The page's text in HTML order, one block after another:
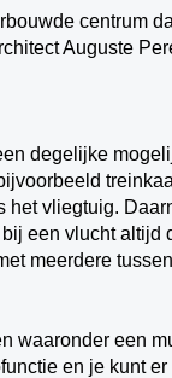
centrum
Auguste
degelijke
het vliegtuig.
een vlucht altijd
meerdere
waaronder een
en je kunt er